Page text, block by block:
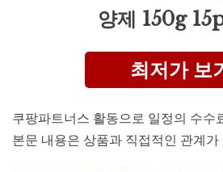
양제 150g
최저가 보
쿠팡파트너스 활동으로 일정의 수수
본문 내용은 상품과 직접적인 관계가